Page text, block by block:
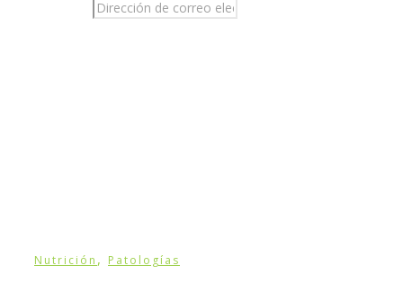
Nutrición , Patologías